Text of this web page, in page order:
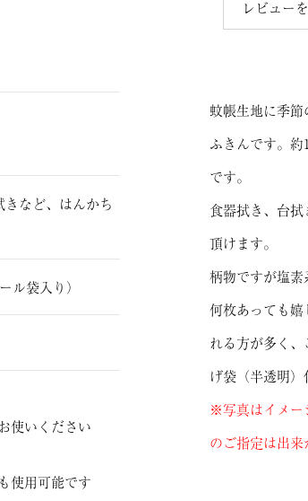
など、はんかち
袋入り）
使いください
使用可能です
レビュー
蚊帳生地に季
ふきんです。
です。
食器拭き、台
頂けます。
柄物ですが塩素
何枚あっても
れる方が多く
げ袋（半透明）
※写真はイメー
のご指定は出来